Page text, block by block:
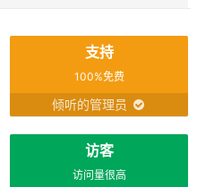
支持
100%免费
倾听的管理员
访客
访问量很高